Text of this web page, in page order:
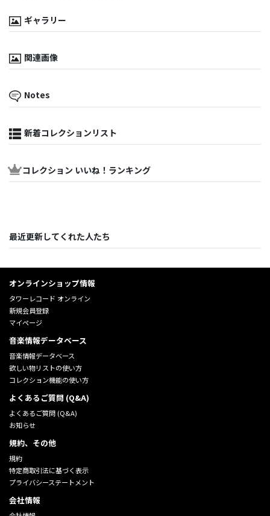
ギャラリー
関連画像
Notes
新着コレクションリスト
コレクション いいね！ランキング
最近更新してくれた人たち
オンラインショップ情報
タワーレコード オンライン
新規会員登録
マイページ
音楽情報データベース
音楽情報データベース
欲しい物リストの使い方
コレクション機能の使い方
よくあるご質問 (Q&A)
よくあるご質問 (Q&A)
お知らせ
規約、その他
規約
特定商取引法に基づく表示
プライバシーステートメント
会社情報